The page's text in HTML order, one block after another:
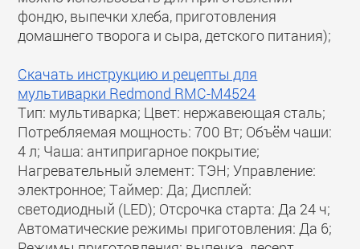
фондю, выпечки хлеба, приготовления
домашнего творога и сыра, детского питания);
Скачать инструкцию и рецепты для
мультиварки Redmond RMC-M4524
Тип: мультиварка; Цвет: нержавеющая сталь;
Потребляемая мощность: 700 Вт; Объём чаши:
4 л; Чаша: антипригарное покрытие;
Нагревательный элемент: ТЭН; Управление:
электронное; Таймер: Да; Дисплей:
светодиодный (LED); Отсрочка старта: Да 24 ч;
Автоматические режимы приготовления: Да 6;